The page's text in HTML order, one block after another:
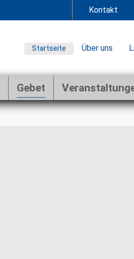
Kontakt
Startseite Über uns
Gebet